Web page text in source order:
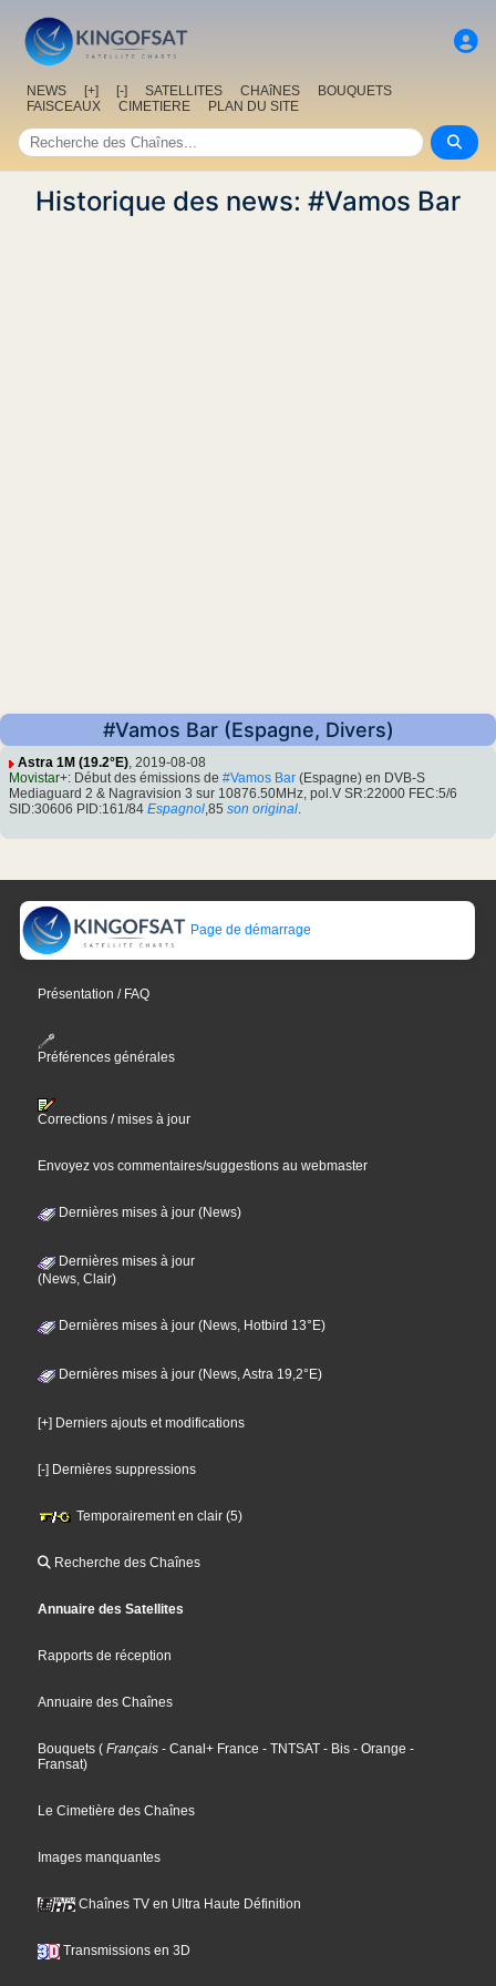
NEWS [+] [-] SATELLITES CHAîNES
BOUQUETS
FAISCEAUX
CIMETIERE PLAN DU SITE
Historique des news: #Vamos Bar
#Vamos Bar (Espagne, Divers)
Astra 1M (19.2°E), 2019-08-08
Movistar+: Début des émissions de #Vamos Bar (Espagne) en DVB-S
Mediaguard 2 & Nagravision 3 sur 10876.50MHz, pol.V SR:22000 FEC:5/6
SID:30606 PID:161/84 Espagnol,85 son original.
Page de démarrage
Présentation / FAQ
Préférences générales
Corrections / mises à jour
Envoyez vos commentaires/suggestions au webmaster
Dernières mises à jour (News)
Dernières mises à jour
(News, Clair)
Dernières mises à jour (News, Hotbird 13°E)
Dernières mises à jour (News, Astra 19,2°E)
[+] Derniers ajouts et modifications
[-] Dernières suppressions
Temporairement en clair (5)
Recherche des Chaînes
Annuaire des Satellites
Rapports de réception
Annuaire des Chaînes
Bouquets ( Français - Canal+ France - TNTSAT - Bis - Orange -
Fransat)
Le Cimetière des Chaînes
Images manquantes
Chaînes TV en Ultra Haute Définition
Transmissions en 3D